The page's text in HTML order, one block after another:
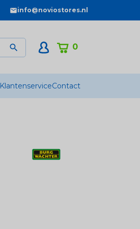
info@noviostores.nl
0

KlantenserviceContact